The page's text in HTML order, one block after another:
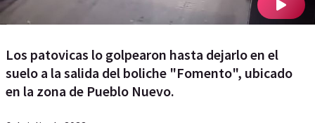
Los patovicas lo golpearon hasta dejarlo en el
suelo a la salida del boliche "Fomento", ubicado
en la zona de Pueblo Nuevo.